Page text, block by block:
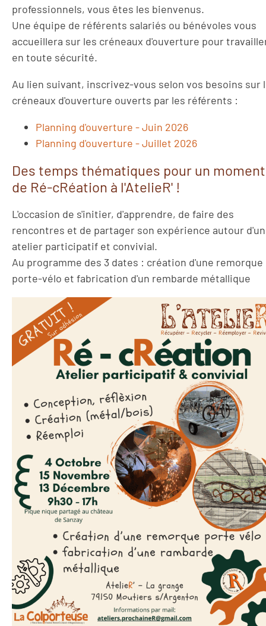
professionnels, vous êtes les bienvenus.
Une équipe de référents salariés ou bénévoles vous
accueillera sur les créneaux d'ouverture pour
en toute sécurité.
Au lien suivant, inscrivez-vous selon vos besoins sur
créneaux d'ouverture ouverts par les référents :
Planning d'ouverture - Juin 2026
Planning d'ouverture - Juillet 2026
Des temps thématiques pour un moment
de Ré-cRéation à l'AtelieR' !
L'occasion de s'initier, d'apprendre, de faire des
rencontres et de partager son expérience autour d'un
atelier participatif et convivial.
Au programme des 3 dates : création d'une remorque
porte-vélo et fabrication d'un rembarde métallique